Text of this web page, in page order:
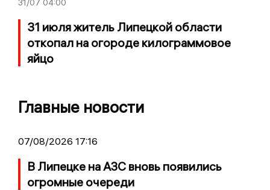
31/07 04:00
31 июля житель Липецкой области
откопал на огороде килограммовое
яйцо
Главные новости
07/08/2026 17:16
В Липецке на АЗС вновь появились
огромные очереди